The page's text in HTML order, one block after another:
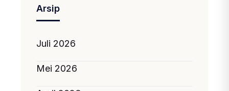
Arsip
Juli 2026
Mei 2026